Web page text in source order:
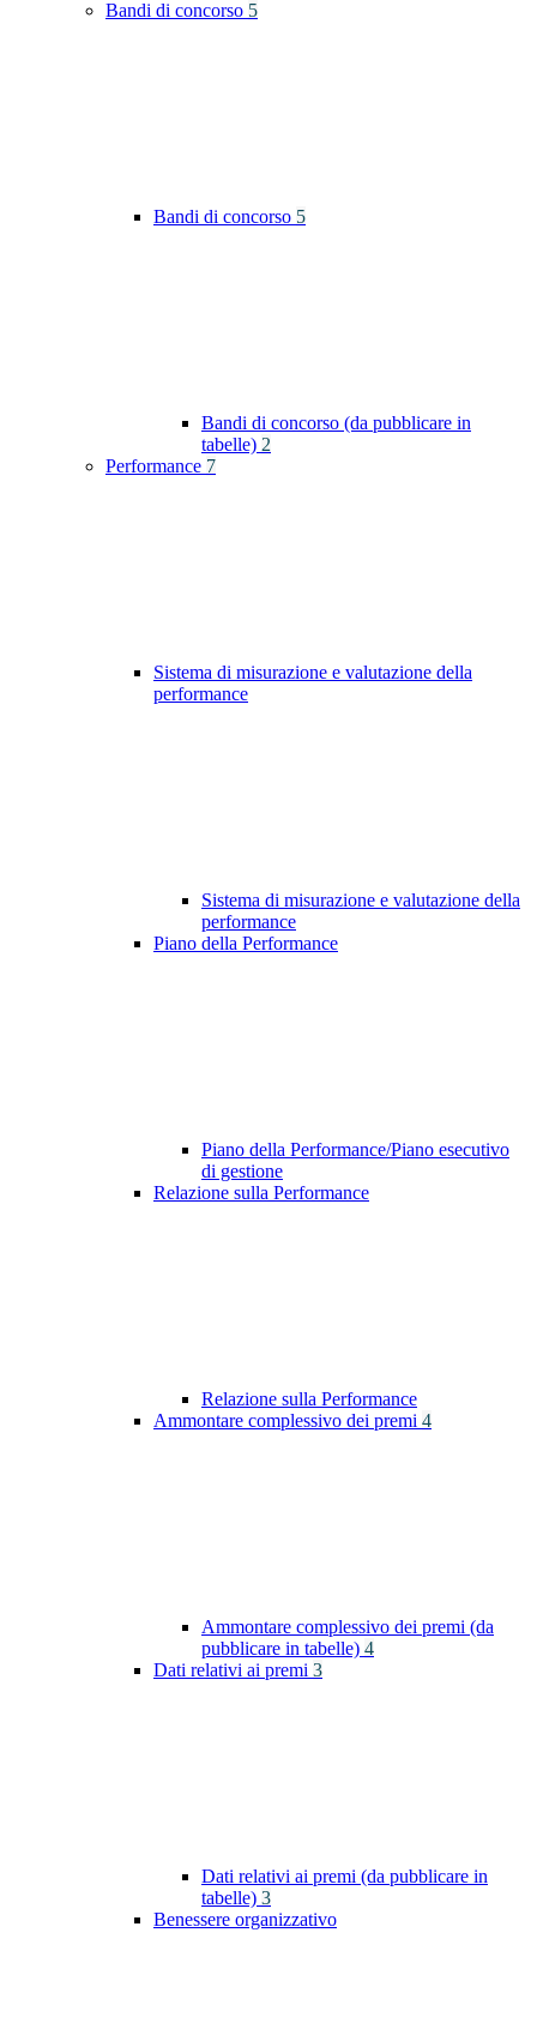
Bandi di concorso 5
Bandi di concorso 5
Bandi di concorso (da pubblicare in
tabelle) 2
Performance 7
Sistema di misurazione e valutazione della
performance
Sistema di misurazione e valutazione della
performance
Piano della Performance
Piano della Performance/Piano esecutivo
di gestione
Relazione sulla Performance
Relazione sulla Performance
Ammontare complessivo dei premi 4
Ammontare complessivo dei premi (da
pubblicare in tabelle) 4
Dati relativi ai premi 3
Dati relativi ai premi (da pubblicare in
tabelle) 3
Benessere organizzativo